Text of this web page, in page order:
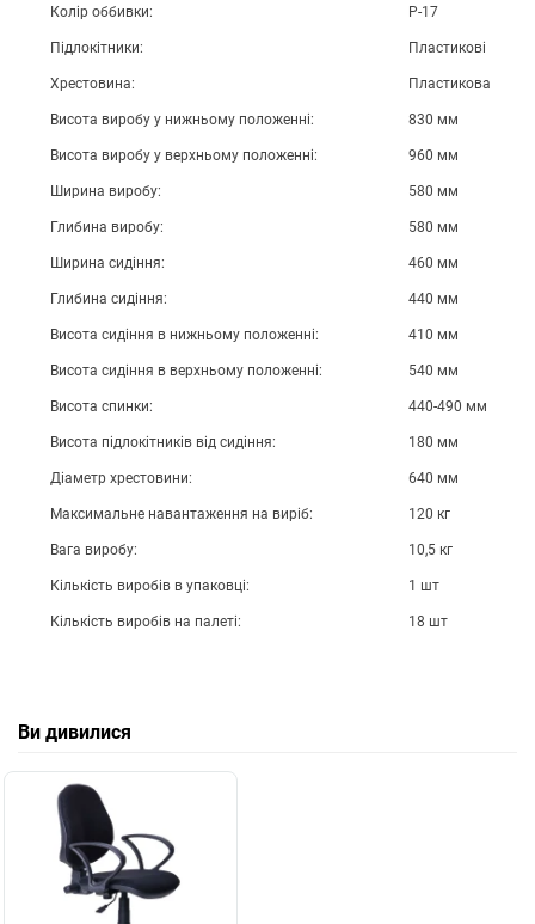
Колір оббивки: Р-17
Підлокітники: Пластикові
Хрестовина: Пластикова
Висота виробу у нижньому положенні: 830 мм
Висота виробу у верхньому положенні: 960 мм
Ширина виробу: 580 мм
Глибина виробу: 580 мм
Ширина сидіння: 460 мм
Глибина сидіння: 440 мм
Висота сидіння в нижньому положенні: 410 мм
Висота сидіння в верхньому положенні: 540 мм
Висота спинки: 440-490 мм
Висота підлокітників від сидіння: 180 мм
Діаметр хрестовини: 640 мм
Максимальне навантаження на виріб: 120 кг
Вага виробу: 10,5 кг
Кількість виробів в упаковці: 1 шт
Кількість виробів на палеті: 18 шт
Ви дивилися